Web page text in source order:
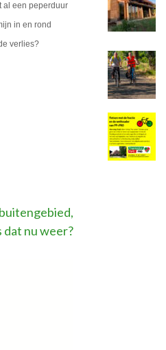
al een peperduur
in en rond
verlies?
dat nu weer?